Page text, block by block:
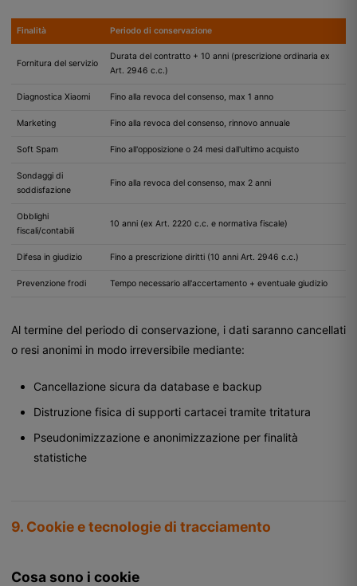
Finalità Periodo di conservazione
Fornitura del servizio
Durata del contratto + 10 anni (prescrizione ordinaria ex
Art. 2946 c.c.)
Diagnostica Xiaomi Fino alla revoca del consenso, max 1 anno
Marketing Fino alla revoca del consenso, rinnovo annuale
Soft Spam Fino all'opposizione o 24 mesi dall'ultimo acquisto
Sondaggi di
soddisfazione
Fino alla revoca del consenso, max 2 anni
Obblighi
fiscali/contabili
10 anni (ex Art. 2220 c.c. e normativa fiscale)
Difesa in giudizio Fino a prescrizione diritti (10 anni Art. 2946 c.c.)
Prevenzione frodi Tempo necessario all'accertamento + eventuale giudizio
Al termine del periodo di conservazione, i dati saranno cancellati
o resi anonimi in modo irreversibile mediante:
Cancellazione sicura da database e backup
Distruzione fisica di supporti cartacei tramite tritatura
Pseudonimizzazione e anonimizzazione per finalità
statistiche
9. Cookie e tecnologie di tracciamento
Cosa sono i cookie